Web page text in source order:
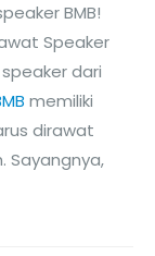
BMB!
Speaker
dari
memiliki
dirawat
Sayangnya,